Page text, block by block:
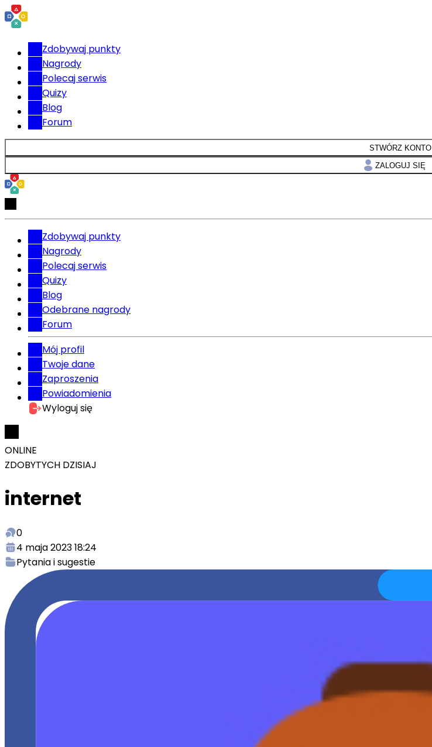
Zdobywaj punkty
Nagrody
Polecaj serwis
Quizy
Blog
Forum
STWÓRZ KONTO
ZALOGUJ SIĘ
Zdobywaj punkty
Nagrody
Polecaj serwis
Quizy
Blog
Odebrane nagrody
Forum
Mój profil
Twoje dane
Zaproszenia
Powiadomienia
Wyloguj się
ONLINE
ZDOBYTYCH DZISIAJ
internet
0
4 maja 2023 18:24
Pytania i sugestie